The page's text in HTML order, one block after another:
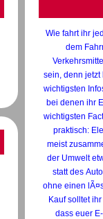
Wie fahrt ihr
dem
sein, denn jetzt
wichtigsten
bei denen ihr
wichtigsten
praktisch:
meist
der Umwelt
statt des
ohne einen
Kauf solltet
dass euer